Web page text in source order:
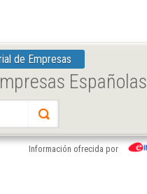
de Empresas
Españolas
Información ofrecida por